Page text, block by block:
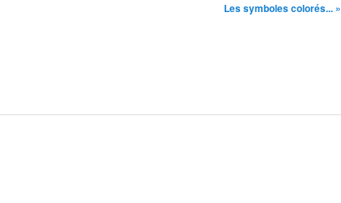
Les symboles colorés... »